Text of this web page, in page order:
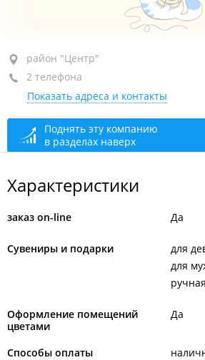
район "Центр", ул. Уборевича, 21
-1-й этаж, оф. 10
+7 964 449-16-66
+7 924 009-16-66
закрыто, откроется в 12:00
район "Центр"
2 телефона
Показать адреса и контакты
Поднять эту компанию
в разделах наверх
Характеристики
заказ on-line Да
Сувениры и подарки
для
для
Оформление помещений
цветами
Да
Способы оплаты